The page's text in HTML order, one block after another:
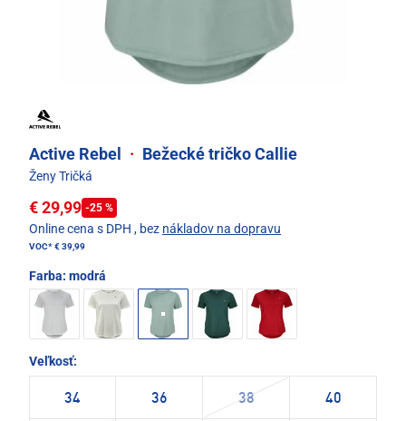
Active Rebel · Bežecké tričko Callie
Ženy Tričká
€ 29,99 -25 %
Online cena s DPH , bez nákladov na dopravu
VOC*€ 39,99
Farba: modrá
Veľkosť:
34 36 38 40